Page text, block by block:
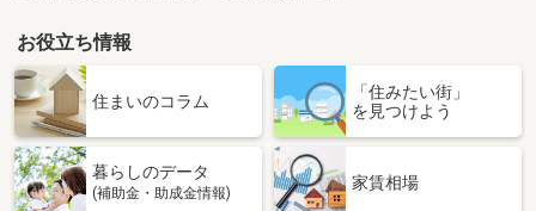
お役立ち情報
住まいのコラム
「住みたい街」
を見つけよう
暮らしのデータ
(補助金・助成金情報)
家賃相場